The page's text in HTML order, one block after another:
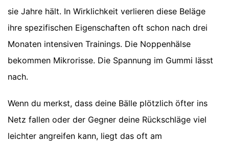
sie Jahre hält. In Wirklichkeit verlieren diese Beläge
ihre spezifischen Eigenschaften oft schon nach drei
Monaten intensiven Trainings. Die Noppenhälse
bekommen Mikrorisse. Die Spannung im Gummi lässt
nach.
Wenn du merkst, dass deine Bälle plötzlich öfter ins
Netz fallen oder der Gegner deine Rückschläge viel
leichter angreifen kann, liegt das oft am